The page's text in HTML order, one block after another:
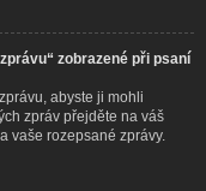
zobrazené při psaní
abyste ji mohli
zpráv přejděte na váš
vaše rozepsané zprávy.